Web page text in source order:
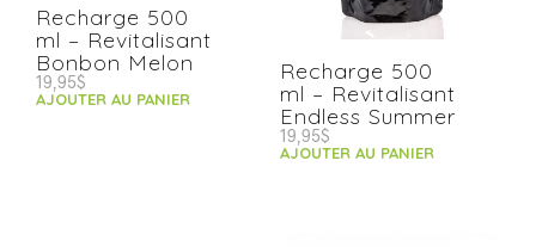
Recharge 500
ml – Revitalisant
Bonbon Melon
19,95$
AJOUTER AU PANIER
Recharge 500
ml – Revitalisant
Endless Summer
19,95$
AJOUTER AU PANIER